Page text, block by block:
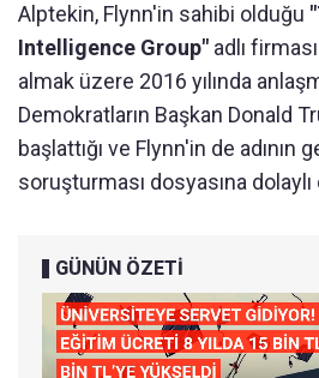
Alptekin, Flynn'in sahibi olduğu
Intelligence Group" adlı
almak üzere 2016 yılında
Demokratların Başkan Donald
başlattığı ve Flynn'in de adının
soruşturması dosyasına
GÜNÜN ÖZETİ